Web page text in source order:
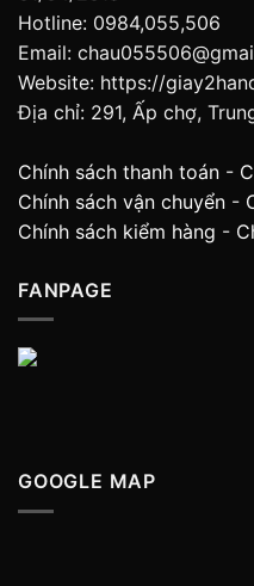
Hotline: 0984,055,506
Email:
Website: https://
Địa chỉ: 291, Ấp chợ,
Chính sách thanh toán -
Chính sách vận chuyển -
Chính sách kiểm hàng -
FANPAGE
GOOGLE MAP